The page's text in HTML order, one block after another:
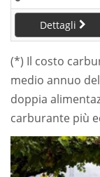
Dettagli
(*) Il costo
medio annuo
doppia
carburante più